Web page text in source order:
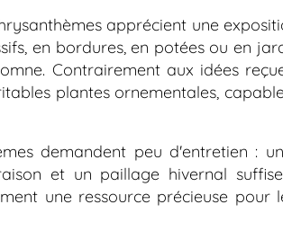
apprécient une
en bordures, en potées ou en
Contrairement aux idées
plantes ornementales,
demandent peu d'entretien :
et un paillage hivernal
une ressource précieuse pour